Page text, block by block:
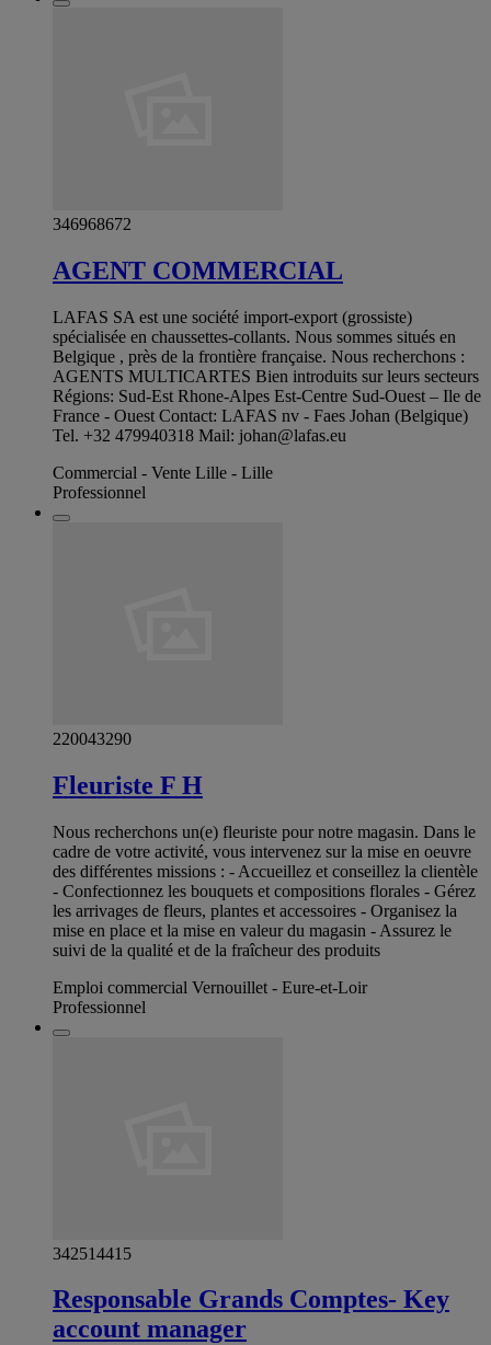
346968672
AGENT COMMERCIAL
LAFAS SA est une société import-export (grossiste)
spécialisée en chaussettes-collants. Nous sommes situés en
Belgique , près de la frontière française. Nous recherchons :
AGENTS MULTICARTES Bien introduits sur leurs secteurs
Régions: Sud-Est Rhone-Alpes Est-Centre Sud-Ouest – Ile de
France - Ouest Contact: LAFAS nv - Faes Johan (Belgique)
Tel. +32 479940318 Mail: johan@lafas.eu
Commercial - Vente Lille - Lille
Professionnel
220043290
Fleuriste F H
Nous recherchons un(e) fleuriste pour notre magasin. Dans le
cadre de votre activité, vous intervenez sur la mise en oeuvre
des différentes missions : - Accueillez et conseillez la clientèle
- Confectionnez les bouquets et compositions florales - Gérez
les arrivages de fleurs, plantes et accessoires - Organisez la
mise en place et la mise en valeur du magasin - Assurez le
suivi de la qualité et de la fraîcheur des produits
Emploi commercial Vernouillet - Eure-et-Loir
Professionnel
342514415
Responsable Grands Comptes- Key
account manager